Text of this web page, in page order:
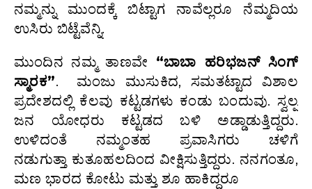
ನಮ್ಮನ್ನು ಮುಂದಕ್ಕೆ ಬಿಟ್ಟಾಗ ನಾವೆಲ್ಲರೂ ನೆಮ್ಮದಿಯ
ಉಸಿರು ಬಿಟ್ಟೆವೆನ್ನಿ.
ಮುಂದಿನ ನಮ್ಮ ತಾಣವೇ “ಬಾಬಾ ಹರಿಭಜನ್ ಸಿಂಗ್
ಸ್ಮಾರಕ”. ಮಂಜು ಮುಸುಕಿದ, ಸಮತಟ್ಟಾದ ವಿಶಾಲ
ಪ್ರದೇಶದಲ್ಲಿ ಕೆಲವು ಕಟ್ಟಡಗಳು ಕಂಡು ಬಂದುವು. ಸ್ವಲ್ಪ
ಜನ ಯೋಧರು ಕಟ್ಟಡದ ಬಳಿ ಅಡ್ಡಾಡುತ್ತಿದ್ದರು.
ಉಳಿದಂತೆ ನಮ್ಮಂತಹ ಪ್ರವಾಸಿಗರು ಚಳಿಗೆ
ನಡುಗುತ್ತಾ ಕುತೂಹಲದಿಂದ ವೀಕ್ಷಿಸುತ್ತಿದ್ದರು. ನನಗಂತೂ,
ಮಣ ಭಾರದ ಕೋಟು ಮತ್ತು ಶೂ ಹಾಕಿದ್ದರೂ